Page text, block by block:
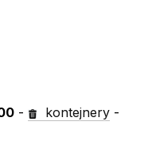
- kontejnery -